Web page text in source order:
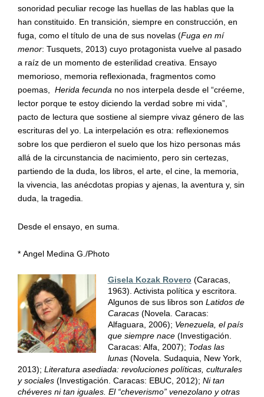
sonoridad peculiar recoge las huellas de las hablas que la
han constituido. En transición, siempre en construcción, en
fuga, como el título de una de sus novelas (Fuga en mí
menor: Tusquets, 2013) cuyo protagonista vuelve al pasado
a raíz de un momento de esterilidad creativa. Ensayo
memorioso, memoria reflexionada, fragmentos como
poemas, Herida fecunda no nos interpela desde el “créeme,
lector porque te estoy diciendo la verdad sobre mi vida”,
pacto de lectura que sostiene al siempre vivaz género de las
escrituras del yo. La interpelación es otra: reflexionemos
sobre los que perdieron el suelo que los hizo personas más
allá de la circunstancia de nacimiento, pero sin certezas,
partiendo de la duda, los libros, el arte, el cine, la memoria,
la vivencia, las anécdotas propias y ajenas, la aventura y, sin
duda, la tragedia.
Desde el ensayo, en suma.
* Angel Medina G./Photo
Gisela Kozak Rovero (Caracas,
1963). Activista política y escritora.
Algunos de sus libros son Latidos de
Caracas(Novela. Caracas:
Alfaguara, 2006); Venezuela, el país
que siempre nace (Investigación.
Caracas: Alfa, 2007); Todas las
lunas(Novela. Sudaquia, New York,
2013); Literatura asediada: revoluciones políticas, culturales
y sociales (Investigación. Caracas: EBUC, 2012); Ni tan
chéveres ni tan iguales. El “cheverismo” venezolano y otras